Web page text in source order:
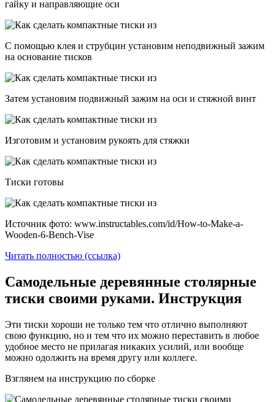
гайку и направляющие оси
С помощью клея и струбцин установим неподвижный зажим
на основание тисков
Затем установим подвижный зажим на оси и стяжной винт
Изготовим и установим рукоять для стяжки
Тиски готовы
Источник фото: www.instructables.com/id/How-to-Make-a-
Wooden-6-Bench-Vise
Читать полностью (ссылка)
Самодельные деревянные столярные
тиски своими руками. Инструкция
Эти тиски хороши не только тем что отлично выполняют
свою функцию, но и тем что их можно переставить в любое
удобное место не прилагая никаких усилий, или вообще
можно одолжить на время другу или коллеге.
Взглянем на инструкцию по сборке